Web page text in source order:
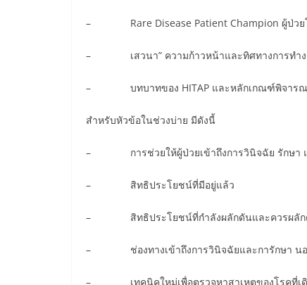
– Rare Disease Patient Champion ผู้ป่วยโ
– เสวนา” ความก้าวหน้าและทิศทางการทำงา
– บทบาทของ HITAP และหลักเกณฑ์พิจารณา
สำหรับหัวข้อในช่วงบ่าย มีดังนี้
– การช่วยให้ผู้ป่วยเข้าถึงการวินิจฉัย รักษา แ
– สิทธิประโยชน์ที่มีอยู่แล้ว
– สิทธิประโยชน์ที่กำลังผลักดันและควรผลักดั
– ช่องทางเข้าถึงการวินิจฉัยและการักษา นอก
– เทคนิคใหม่เพื่อตรวจหาสาเหตุของโรคที่เดิ